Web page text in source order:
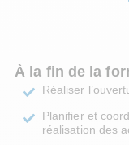
À la fin de la
Réaliser
Planifier et
réalisation des